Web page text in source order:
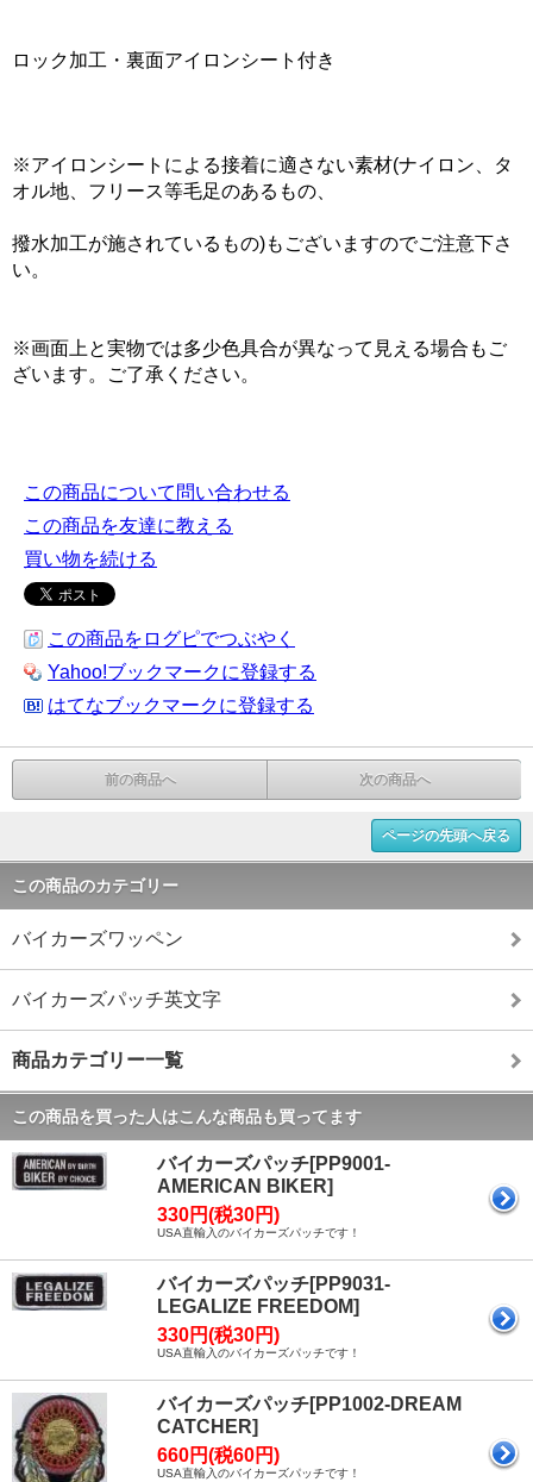
ロック加工・裏面アイロンシート付き
※アイロンシートによる接着に適さない素材(ナイロン、タ
オル地、フリース等毛足のあるもの、
撥水加工が施されているもの)もございますのでご注意下さ
い。
※画面上と実物では多少色具合が異なって見える場合もご
ざいます。ご了承ください。
この商品について問い合わせる
この商品を友達に教える
買い物を続ける
この商品をログピでつぶやく
Yahoo!ブックマークに登録する
はてなブックマークに登録する
前の商品へ 次の商品へ
ページの先頭へ戻る
この商品のカテゴリー
バイカーズワッペン
バイカーズパッチ英文字
商品カテゴリー一覧
この商品を買った人はこんな商品も買ってます
バイカーズパッチ[PP9001-
AMERICAN BIKER]
330円(税30円)
USA直輸入のバイカーズパッチです！
バイカーズパッチ[PP9031-
LEGALIZE FREEDOM]
330円(税30円)
USA直輸入のバイカーズパッチです！
バイカーズパッチ[PP1002-DREAM
CATCHER]
660円(税60円)
USA直輸入のバイカーズパッチです！